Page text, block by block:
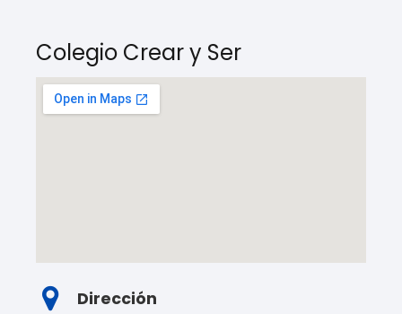
Colegio Crear y Ser
Dirección